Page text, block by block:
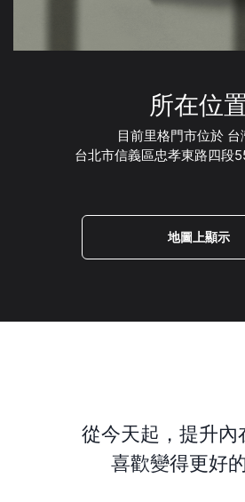
所在位
目前里格門市位於 台
台北市信義區忠孝東路四段
地圖上顯示
從今天起，提升內
喜歡變得更好